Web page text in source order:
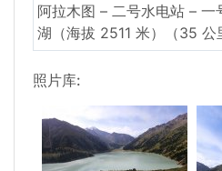
阿拉木图 – 二号水电站 – 一
湖（海拔 2511 米）（35 公
照片库: